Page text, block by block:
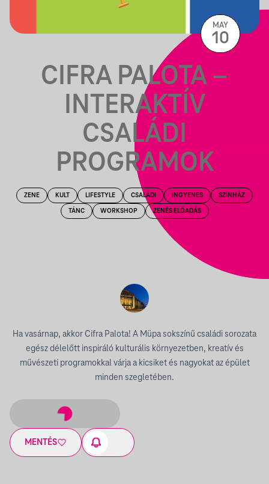
CIFRA PALOTA –
INTERAKTÍV
CSALÁDI
PROGRAMOK
ZENE KULT LIFESTYLE CSALÁDI INGYENES SZÍNHÁZ
TÁNC WORKSHOP ZENÉS ELŐADÁS
Ha vasárnap, akkor Cifra Palota! A Müpa sokszínű családi sorozata
egész délelőtt inspiráló kulturális környezetben, kreatív és
művészeti programokkal várja a kicsiket és nagyokat az épület
minden szegletében.
MENTÉS
MAY
10